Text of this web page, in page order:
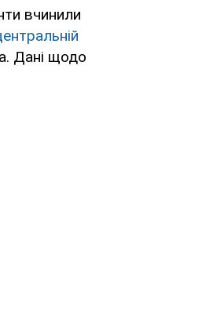
вчинили
Дані щодо